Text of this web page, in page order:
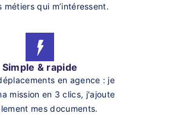
métiers qui m’intéressent.
Simple & rapide
en agence : je
mission en 3 clics, j'ajoute
mes documents.